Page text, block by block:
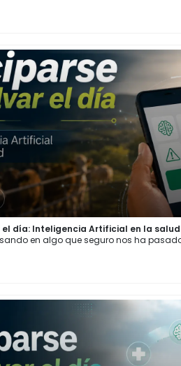
día: Inteligencia Artificial en la salud
en algo que seguro nos ha